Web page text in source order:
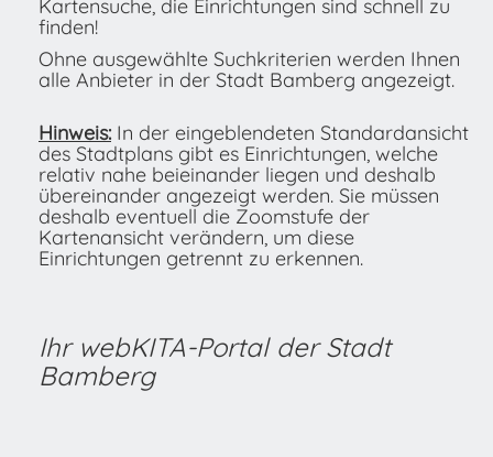
Kartensuche, die Einrichtungen sind schnell zu
finden!
Ohne ausgewählte Suchkriterien werden Ihnen
alle Anbieter in der Stadt Bamberg angezeigt.
Hinweis: In der eingeblendeten Standardansicht
des Stadtplans gibt es Einrichtungen, welche
relativ nahe beieinander liegen und deshalb
übereinander angezeigt werden. Sie müssen
deshalb eventuell die Zoomstufe der
Kartenansicht verändern, um diese
Einrichtungen getrennt zu erkennen.
Ihr webKITA-Portal der Stadt
Bamberg